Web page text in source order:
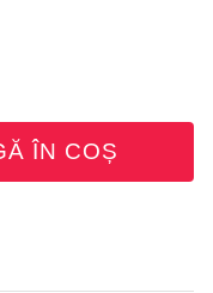
ÎN COȘ